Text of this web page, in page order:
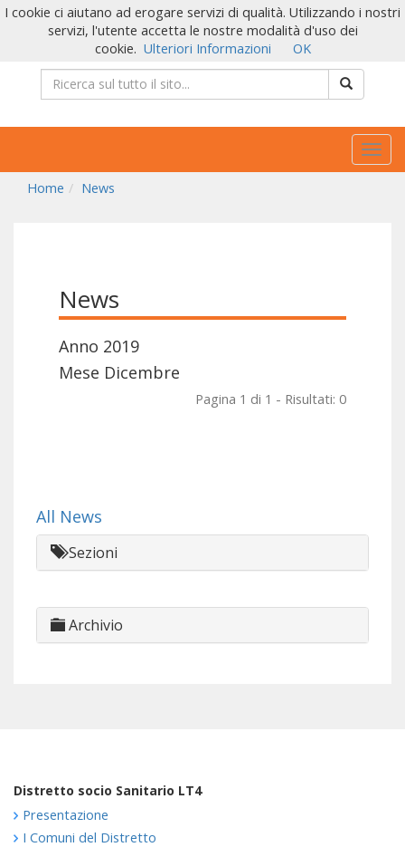
Home
News
News
Anno 2019
Mese Dicembre
Pagina 1 di 1 - Risultati: 0
All News
Sezioni
Archivio
Distretto socio Sanitario LT4
Presentazione
I Comuni del Distretto
I cookie ci aiutano ad erogare servizi di qualità. Utilizzando i nostri
servizi, l'utente accetta le nostre modalità d'uso dei
cookie. Ulteriori Informazioni OK